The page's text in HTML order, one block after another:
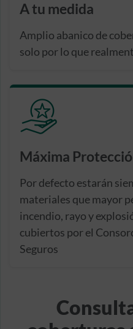
A tu medida
Amplio abanico de
solo por lo que
Máxima
Por defecto estarán
materiales que mayor
incendio, rayo y
cubiertos por el
Seguros